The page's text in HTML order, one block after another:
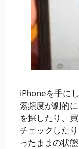
iPhoneを手に
索頻度が劇的
を探したり、
チェックした
ったままの状態